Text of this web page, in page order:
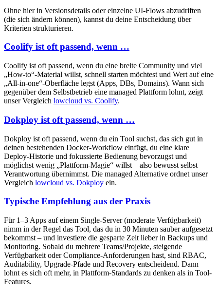
Ohne hier in Versionsdetails oder einzelne UI-Flows abzudriften
(die sich ändern können), kannst du deine Entscheidung über
Kriterien strukturieren.
Coolify ist oft passend, wenn …
Coolify ist oft passend, wenn du eine breite Community und viel
„How-to“-Material willst, schnell starten möchtest und Wert auf eine
„All-in-one“-Oberfläche legst (Apps, DBs, Domains). Wann sich
gegenüber dem Selbstbetrieb eine managed Plattform lohnt, zeigt
unser Vergleich lowcloud vs. Coolify.
Dokploy ist oft passend, wenn …
Dokploy ist oft passend, wenn du ein Tool suchst, das sich gut in
deinen bestehenden Docker-Workflow einfügt, du eine klare
Deploy-Historie und fokussierte Bedienung bevorzugst und
möglichst wenig „Plattform-Magie“ willst – also bewusst selbst
Verantwortung übernimmst. Die managed Alternative ordnet unser
Vergleich lowcloud vs. Dokploy ein.
Typische Empfehlung aus der Praxis
Für 1–3 Apps auf einem Single-Server (moderate Verfügbarkeit)
nimm in der Regel das Tool, das du in 30 Minuten sauber aufgesetzt
bekommst – und investiere die gesparte Zeit lieber in Backups und
Monitoring. Sobald du mehrere Teams/Projekte, steigende
Verfügbarkeit oder Compliance-Anforderungen hast, sind RBAC,
Auditability, Upgrade-Pfade und Recovery entscheidend. Dann
lohnt es sich oft mehr, in Plattform-Standards zu denken als in Tool-
Features.